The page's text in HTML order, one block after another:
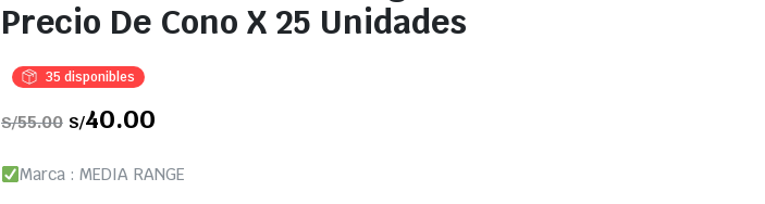
Precio De Cono X 25 Unidades
35 disponibles
S/55.00 El
precio
S/55.00.
S/40.00El
precio
S/40.00.
Marca : MEDIA RANGE